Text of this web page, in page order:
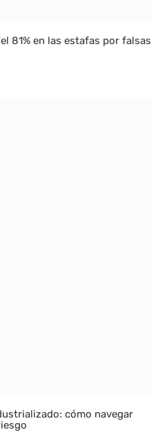
81% en las estafas por falsas
cómo navegar